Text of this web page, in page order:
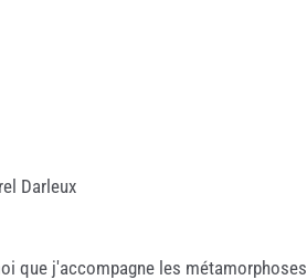
Darleux
que j'accompagne les métamorphoses